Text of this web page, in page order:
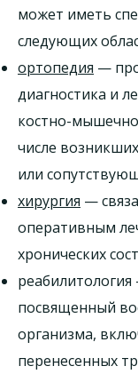
может иметь
следующих
ортопедия —
диагностика и
костно-
числе
или
хирургия —
оперативным
хронических
посвященный
организма,
перенесенных